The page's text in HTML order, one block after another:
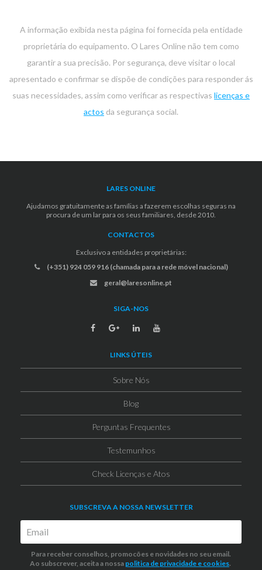
A informação exibida nesta página foi fornecida pela entidade
proprietária do equipamento. O Lares Online não tem como
garantir a sua precisão. Por segurança, deve visitar o local
apresentado e confirmar se dispõe de condições para responder ás
suas necessidades, assim como verificar as respectivas licenças e
actos da segurança social.
LARES ONLINE
Ajudamos gratuitamente as famílias a fazerem escolhas seguras na
procura de um lar para os seus familiares, desde 2010.
CONTACTOS
Exclusivo a entidades proprietárias:
(+351) 924 059 916 (chamada para a rede móvel nacional)
geral@laresonline.pt
SIGA-NOS
LINKS ÚTEIS
Sobre Nós
Blog
Perguntas Frequentes
Testemunhos
Check Licenças e Atos
SUBSCREVA A NOSSA NEWSLETTER
Para receber conselhos, promocões e novidades no seu email.
Ao subscrever, aceita a nossa politica de privacidade e cookies.